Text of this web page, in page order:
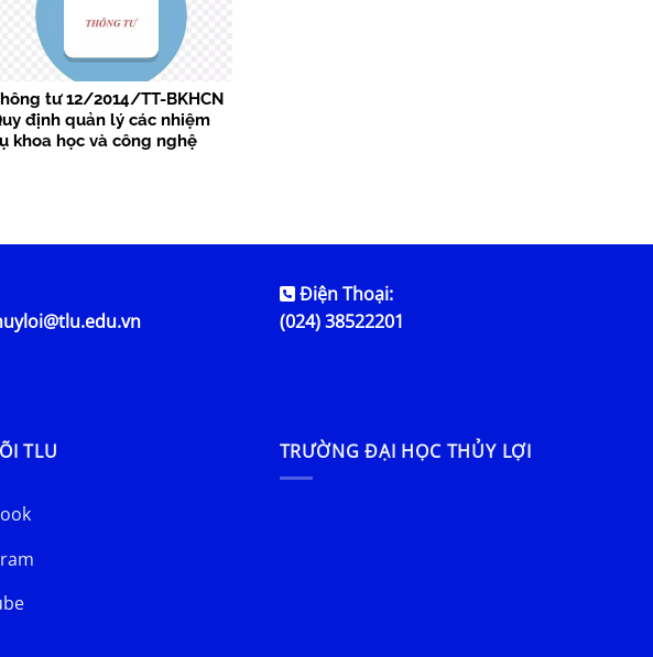
tư 12/2014/TT-BKHCN
định quản lý các nhiệm
khoa học và công nghệ
Điện Thoại:
(024) 38522201
TLU TRƯỜNG ĐẠI HỌC THỦY LỢI